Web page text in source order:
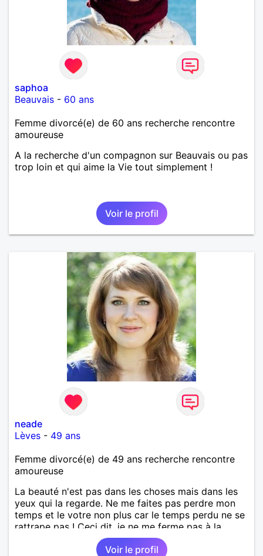
saphoa
Beauvais - 60 ans
Femme divorcé(e) de 60 ans recherche rencontre
amoureuse
A la recherche d'un compagnon sur Beauvais ou pas
trop loin et qui aime la Vie tout simplement !
Voir le profil
neade
Lèves - 49 ans
Femme divorcé(e) de 49 ans recherche rencontre
amoureuse
La beauté n'est pas dans les choses mais dans les
yeux qui la regarde. Ne me faites pas perdre mon
temps et le votre non plus car le temps perdu ne se
rattrape pas ! Ceci dit, je ne me ferme pas à la
réussite de trouver l'amour, c'est le but premier...
Voir le profil